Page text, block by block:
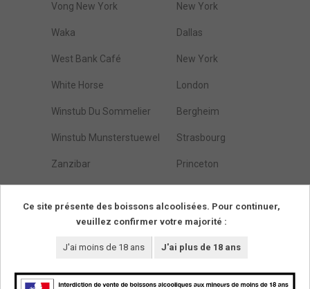
Vong New York New York
Waka Dallas
West Bank Café New York
White Horse London
Winstub Du Sommelier Bergheim
Winstub Munsterstuewel Strasbourg
Zanzibar Princeton
295
Ce site présente des boissons alcoolisées. Pour continuer,
veuillez confirmer votre majorité :
J'ai moins de 18 ans J'ai plus de 18 ans